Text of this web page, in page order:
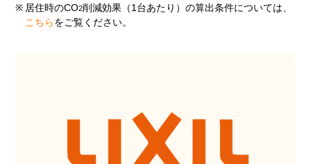
※ 居住時のCO2削減効果（1台あたり）の算出条件については、
こちら をご覧ください。